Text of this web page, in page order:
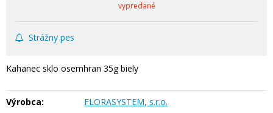
vypredané
Strážny pes
Kahanec sklo osemhran 35g biely
Výrobca:
FLORASYSTEM, s.r.o.